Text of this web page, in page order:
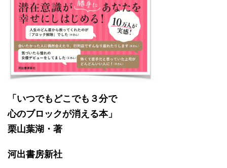
「いつでもどこでも３分で
心のブロックが消える本」
栗山葉湖・著
河出書房新社